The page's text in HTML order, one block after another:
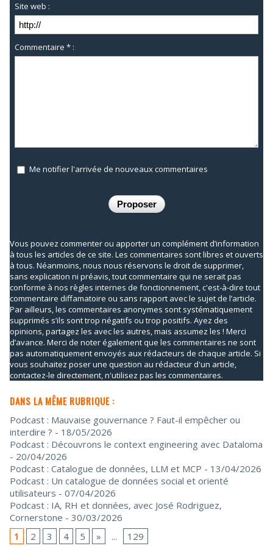
Site web :
Commentaire * :
Me notifier l'arrivée de nouveaux commentaires
Vous pouvez commenter ou apporter un complément d’information
à tous les articles de ce site. Les commentaires sont libres et ouverts
à tous. Néanmoins, nous nous réservons le droit de supprimer,
sans explication ni préavis, tout commentaire qui ne serait pas
conforme à nos règles internes de fonctionnement, c'est-à-dire tout
commentaire diffamatoire ou sans rapport avec le sujet de l’article.
Par ailleurs, les commentaires anonymes sont systématiquement
supprimés s’ils sont trop négatifs ou trop positifs. Ayez des
opinions, partagez les avec les autres, mais assumez les ! Merci
d’avance. Merci de noter également que les commentaires ne sont
pas automatiquement envoyés aux rédacteurs de chaque article. Si
vous souhaitez poser une question au rédacteur d'un article,
contactez-le directement, n'utilisez pas les commentaires.
DANS LA MÊME RUBRIQUE :
Podcast : Mauvaise gouvernance ? Faut-il empêcher ou
interdire ? - 18/05/2026
Podcast : Découvrons le context engineering avec Dataloma
- 20/04/2026
Podcast : Catalogue de données, LLM et MCP - 13/04/2026
Podcast : Un catalogue de données social et orienté
utilisateurs - 07/04/2026
Podcast : IA, RH et données, avec José Rodriguez,
Cornerstone - 30/03/2026
1
2 3 4 5 » ... 129